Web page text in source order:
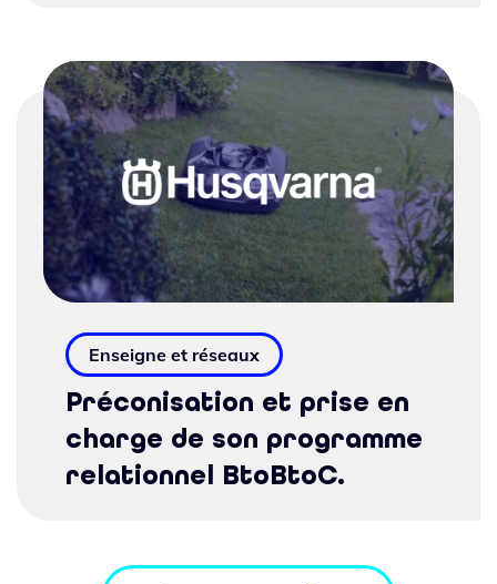
Enseigne et réseaux
Préconisation et prise en
charge de son programme
relationnel BtoBtoC.